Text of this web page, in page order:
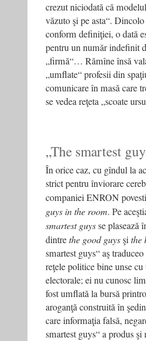
crezut niciodată că modelul
văzut­o şi pe asta“.
conform definiţiei, o dată
pentru un număr indefinit
„firmă“… Rămîne însă
„umflate“ profesii din
comunicare în masă care
se vedea reţeta „scoate
„The smartest
În orice caz, cu gîndul la
strict pentru înviorare
companiei ENRON
guys in the room. Pe
smartest guysse plasează
dintrethe good guysşithe
smartest guys“ aş
reţele politice bine unse
electorale; ei nu cunosc
fost umflată la bursă
aroganţă construită în
care informaţia falsă,
smartest guys“ a produs